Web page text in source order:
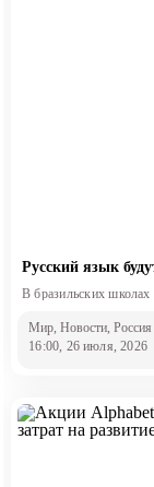
Русский язык
В бразильских
Мир, Новости, Россия
16:00, 26 июля, 2026